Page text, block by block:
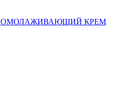
ОМОЛАЖИВАЮЩИЙ КРЕМ